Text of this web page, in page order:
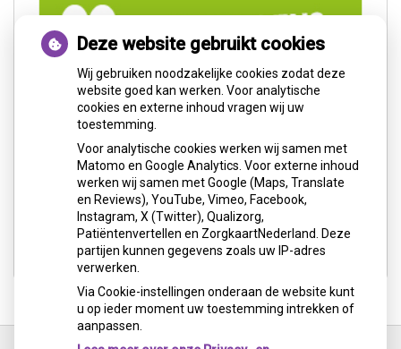
Deze website gebruikt cookies
Wij gebruiken noodzakelijke cookies zodat deze
website goed kan werken. Voor analytische
cookies en externe inhoud vragen wij uw
toestemming.
Voor analytische cookies werken wij samen met
Matomo en Google Analytics. Voor externe inhoud
werken wij samen met Google (Maps, Translate
en Reviews), YouTube, Vimeo, Facebook,
Instagram, X (Twitter), Qualizorg,
Patiëntenvertellen en ZorgkaartNederland. Deze
partijen kunnen gegevens zoals uw IP-adres
verwerken.
Via Cookie-instellingen onderaan de website kunt
u op ieder moment uw toestemming intrekken of
aanpassen.